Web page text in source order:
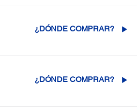
¿DÓNDE COMPRAR?
¿DÓNDE COMPRAR?